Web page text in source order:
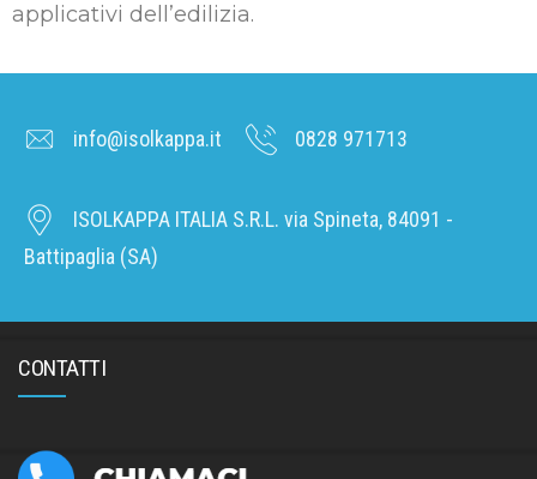
applicativi dell’edilizia.
info@isolkappa.it 0828 971713
ISOLKAPPA ITALIA S.R.L. via Spineta, 84091 -
Battipaglia (SA)
CONTATTI